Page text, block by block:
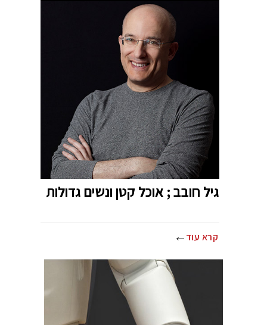
גיל חובב ; אוכל קטן ונשים גדולות
קרא עוד